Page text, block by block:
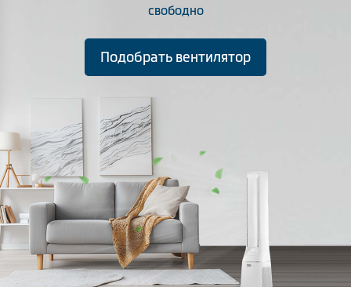
Встраиваемая техника
Малая бытовая техника
Климатическая техника
Сравнить
свободно
Подобрать вентилятор